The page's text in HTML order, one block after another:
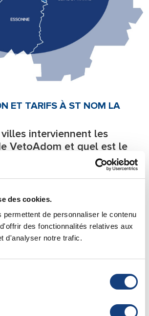
des cookies.
permettent de personnaliser le contenu
des fonctionnalités relatives aux
d'analyser notre trafic.
ET TARIFS À ST NOM LA
interviennent les
VetoAdom et quel est le
à domicile à St
France.
urgence7j/7 directement à votre
matériel nécessaire à la prise en
et soignons votre animal de compagnie
pouvez consulter notre page dezone
de nos déplacements